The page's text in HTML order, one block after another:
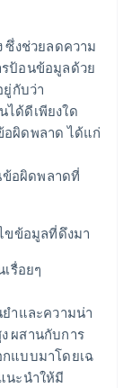
ซึ่งช่วยลดความ
ป้อนข้อมูลด้วย
ยู่กับว่า
ด้ดีเพียงใด
อผิดพลาด ได้แก่
ข้อผิดพลาดที่
ขข้อมูลที่ดึงมา
รื่อยๆ
าและความน่า
ผสานกับการ
แบบมาโดยเฉ
นะนำให้มี